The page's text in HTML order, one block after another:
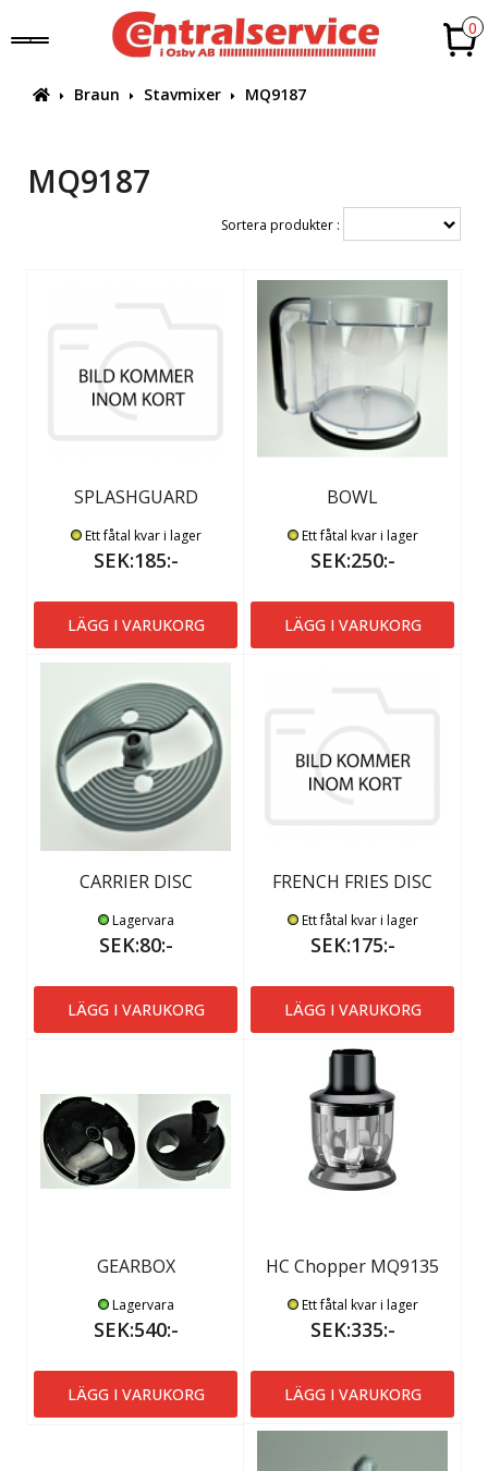
0
Braun Stavmixer MQ9187
MQ9187
Sortera produkter :
SPLASHGUARD
Ett fåtal kvar i lager
SEK:185:-
LÄGG I VARUKORG
BOWL
Ett fåtal kvar i lager
SEK:250:-
LÄGG I VARUKORG
CARRIER DISC
Lagervara
SEK:80:-
LÄGG I VARUKORG
FRENCH FRIES DISC
Ett fåtal kvar i lager
SEK:175:-
LÄGG I VARUKORG
GEARBOX
Lagervara
SEK:540:-
LÄGG I VARUKORG
HC Chopper MQ9135
Ett fåtal kvar i lager
SEK:335:-
LÄGG I VARUKORG